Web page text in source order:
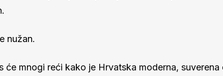
nužan.
će mnogi reći kako je Hrvatska moderna, suverena